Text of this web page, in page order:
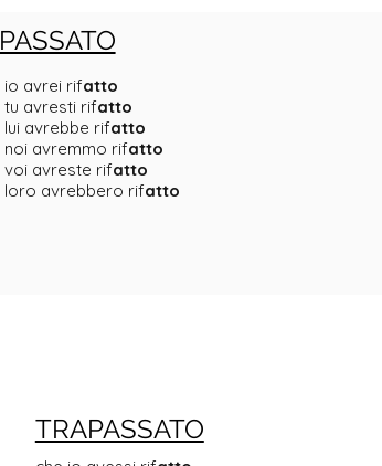
PASSATO
io avrei rifatto
tu avresti rifatto
lui avrebbe rifatto
noi avremmo rifatto
voi avreste rifatto
loro avrebbero rifatto
TRAPASSATO